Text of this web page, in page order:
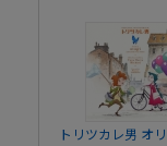
トリツカレ男 オ